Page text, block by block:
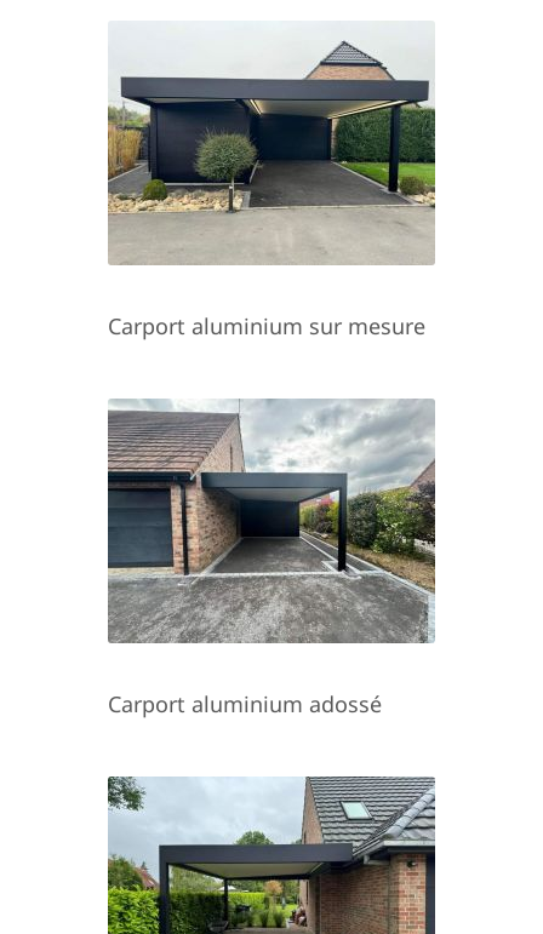
Carport aluminium sur mesure
Carport aluminium adossé